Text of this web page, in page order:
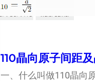
110晶向原子间距
一、什么叫做110晶向